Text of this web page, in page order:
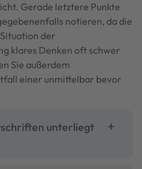
Gerade letztere Punkte
notieren, da die
der
klares Denken oft schwer
Sie außerdem
einer unmittelbar bevor
unterliegt